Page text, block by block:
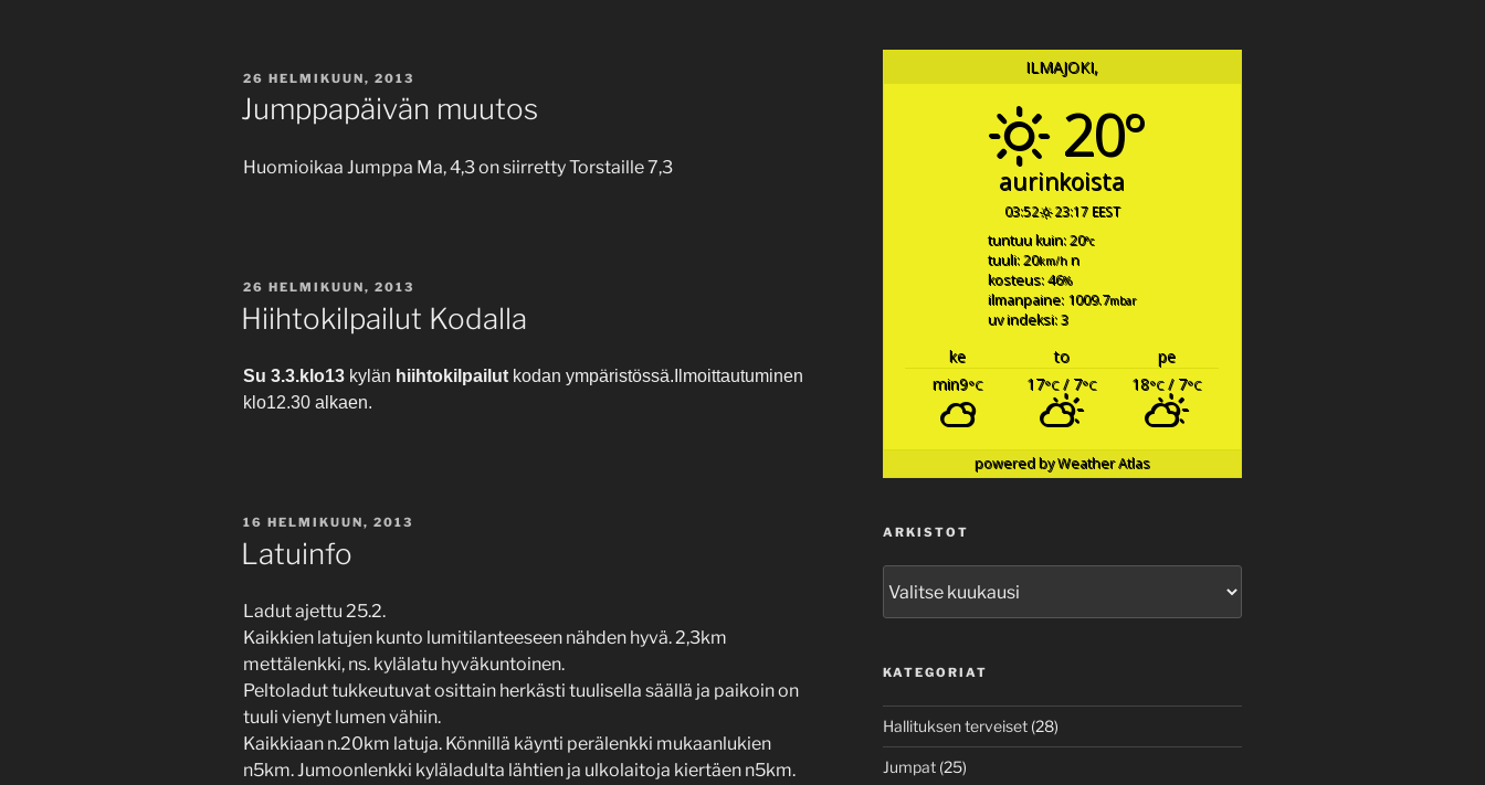
JULKAISTU
26 HELMIKUUN, 2013
Jumppapäivän muutos
Huomioikaa Jumppa Ma, 4,3 on siirretty Torstaille 7,3
JULKAISTU
26 HELMIKUUN, 2013
Hiihtokilpailut Kodalla
Su 3.3.klo13 kylän hiihtokilpailut kodan ympäristössä. Ilmoittautuminen
klo12.30 alkaen.
JULKAISTU
16 HELMIKUUN, 2013
Latuinfo
Ladut ajettu 25.2.
Kaikkien latujen kunto lumitilanteeseen nähden hyvä. 2,3km
mettälenkki, ns. kylälatu hyväkuntoinen.
Peltoladut tukkeutuvat osittain herkästi tuulisella säällä ja paikoin on
tuuli vienyt lumen vähiin.
Kaikkiaan n.20km latuja. Könnillä käynti perälenkki mukaanlukien
n5km. Jumoonlenkki kyläladulta lähtien ja ulkolaitoja kiertäen n5km.
ILMAJOKI,
20°
aurinkoista
03:52 23:17 EEST
tuntuu kuin: 20°c
tuuli: 20km/h n
kosteus: 46%
ilmanpaine: 1009.7mbar
uv indeksi: 3
ke to
pe
min9°C 17°C/ 7°C 18°C/ 7°C
powered byWeather Atlas
ARKISTOT
KATEGORIAT
Hallituksen terveiset(28)
Jumpat(25)